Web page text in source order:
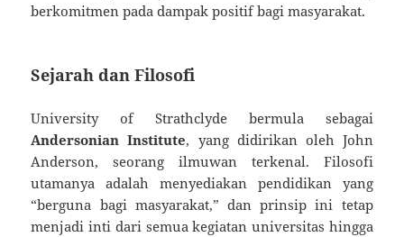
berkomitmen pada dampak positif bagi masyarakat.
Sejarah dan Filosofi
University of Strathclyde bermula sebagai
Andersonian Institute, yang didirikan oleh John
Anderson, seorang ilmuwan terkenal. Filosofi
utamanya adalah menyediakan pendidikan yang
“berguna bagi masyarakat,” dan prinsip ini tetap
menjadi inti dari semua kegiatan universitas hingga